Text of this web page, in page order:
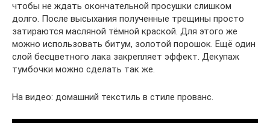
чтобы не ждать окончательной просушки слишком
долго. После высыхания полученные трещины просто
затираются масляной тёмной краской. Для этого же
можно использовать битум, золотой порошок. Ещё один
слой бесцветного лака закрепляет эффект. Декупаж
тумбочки можно сделать так же.
На видео: домашний текстиль в стиле прованс.